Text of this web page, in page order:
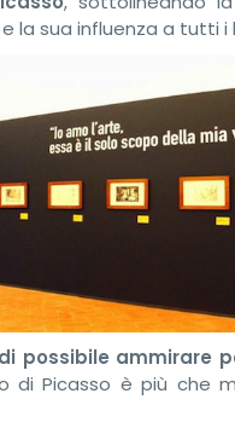
la sua influenza a tutti i
possibile ammirare
di Picasso è più che